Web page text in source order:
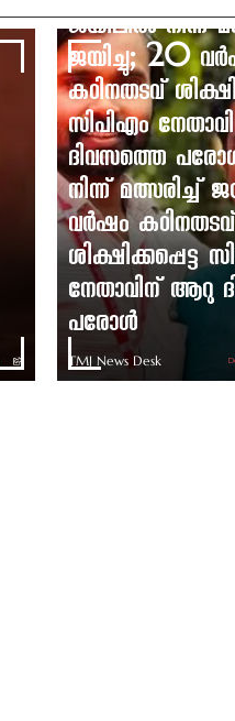
ജയിലിൽ നിന്ന്
ജയിച്ചു; 20
കഠിനതടവ്
സിപിഎം
ദിവസത്തെ
നിന്ന് മത്സരിച്ച്
വർഷം കഠിനതടവ്
ശിക്ഷിക്കപ്പെട്ട
നേതാവിന് ആറു
പരോൾ
TMJ News Desk